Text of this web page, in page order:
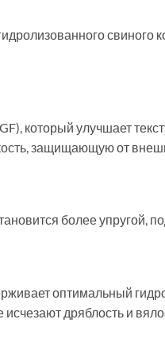
свиного
который улучшает
защищающую от
более упругой,
оптимальный
дряблость и